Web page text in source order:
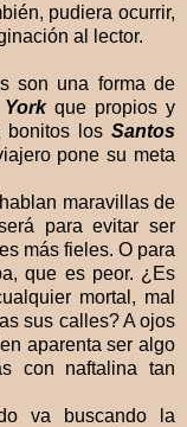
pudiera ocurrir,
al lector.
son una forma de
Yorkque propios y
bonitos los Santos
pone su meta
maravillas de
para evitar ser
más fieles. O para
que es peor. ¿Es
mortal, mal
sus calles? A ojos
aparenta ser algo
con naftalina tan
va buscando la